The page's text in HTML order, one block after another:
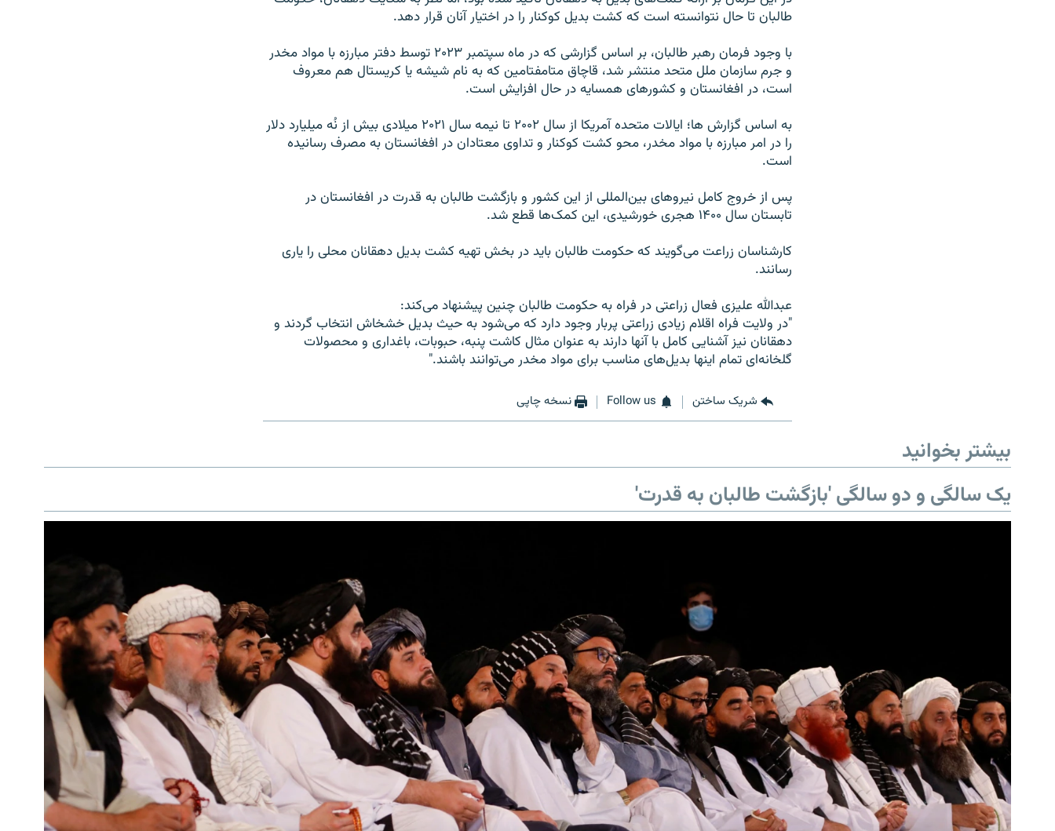
طالبان تا حال نتوانسته است که کشت بدیل کوکنار را در اختیار آنان قرار دهد.
با وجود فرمان رهبر طالبان، بر اساس گزارشی که در ماه سپتمبر ۲۰۲۳ توسط دفتر مبارزه با مواد مخدر
و جرم سازمان ملل متحد منتشر شد، قاچاق متامفتامین که به نام شیشه یا کریستال هم معروف
است، در افغانستان و کشورهای همسایه در حال افزایش است.
به اساس گزارش ها؛ ایالات متحده آمریکا از سال ۲۰۰۲ تا نیمه سال ۲۰۲۱ میلادی بیش از نُه میلیارد دلار
را در امر مبارزه با مواد مخدر، محو کشت کوکنار و تداوی معتادان در افغانستان به مصرف رسانیده
است.
پس از خروج کامل نیروهای بین‌المللی از این کشور و بازگشت طالبان به قدرت در افغانستان در
تابستان سال ۱۴۰۰ هجری خورشیدی، این کمک‌ها قطع شد.
کارشناسان زراعت می‌گویند که حکومت طالبان باید در بخش تهیه کشت بدیل دهقانان محلی را یاری
رسانند.
عبدالله علیزی فعال زراعتی در فراه به حکومت طالبان چنین پیشنهاد می‌کند:
"در ولایت فراه اقلام زیادی زراعتی پربار وجود دارد که می‌شود به حیث بدیل خشخاش انتخاب گردند و
دهقانان نیز آشنایی کامل با آنها دارند به عنوان مثال کاشت پنبه، حبوبات، باغداری و محصولات
گلخانه‌ای تمام اینها بدیل‌های مناسب برای مواد مخدر می‌توانند باشند."
شریک ساختن Follow us نسخه چاپی
بیشتر بخوانید
یک سالگی و دو سالگی 'بازگشت طالبان به قدرت'